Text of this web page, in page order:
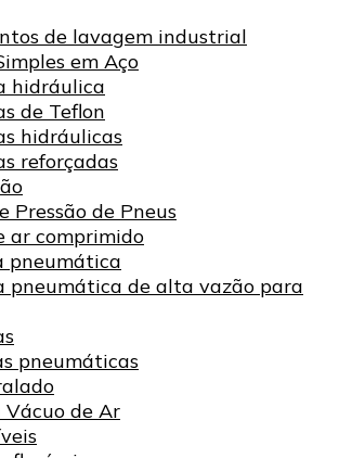
de lavagem industrial
em Aço
hidráulica
de Teflon
hidráulicas
reforçadas
Pressão de Pneus
ar comprimido
pneumática
pneumática de alta vazão para
pneumáticas
Vácuo de Ar